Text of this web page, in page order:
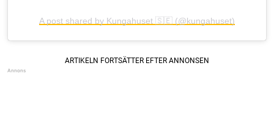
A post shared by Kungahuset 🇸🇪 (@kungahuset)